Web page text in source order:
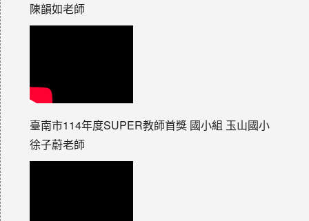
陳韻如老師
臺南市114年度SUPER教師首獎 國小組 玉山國小
徐子蔚老師